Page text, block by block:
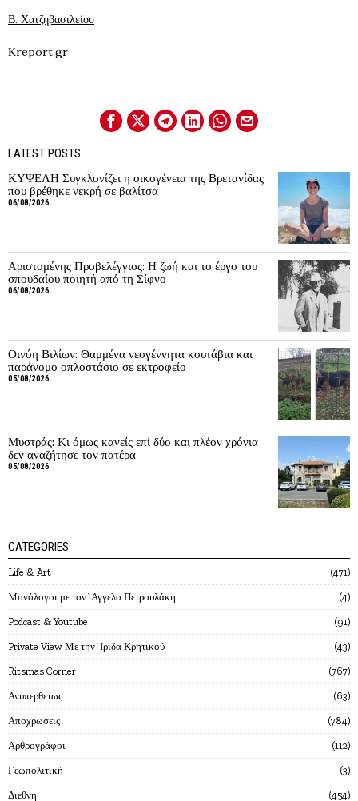
Β. Χατζηβασιλείου
Κreport.gr
LATEST POSTS
ΚΥΨΕΛΗ Συγκλονίζει η οικογένεια της Βρετανίδας
που βρέθηκε νεκρή σε βαλίτσα
06/08/2026
Αριστομένης Προβελέγγιος: Η ζωή και το έργο του
σπουδαίου ποιητή από τη Σίφνο
06/08/2026
Οινόη Βιλίων: Θαμμένα νεογέννητα κουτάβια και
παράνομο οπλοστάσιο σε εκτροφείο
05/08/2026
Μυστράς: Κι όμως κανείς επί δύο και πλέον χρόνια
δεν αναζήτησε τον πατέρα
05/08/2026
CATEGORIES
Life & Art 471
Mονόλογοι με τον`Αγγελο Πετρουλάκη 4
Podcast & Youtube 91
Private View Με την`Ιριδα Κρητικού 43
Ritsmas Corner 767
Ανυπερθετως 63
Αποχρωσεις 784
Αρθρογράφοι 112
Γεωπολιτική 3
Διεθνη 454